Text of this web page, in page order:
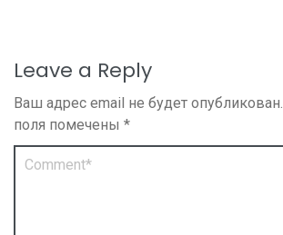
Leave a Reply
Ваш адрес email не будет опубликован.
поля помечены *